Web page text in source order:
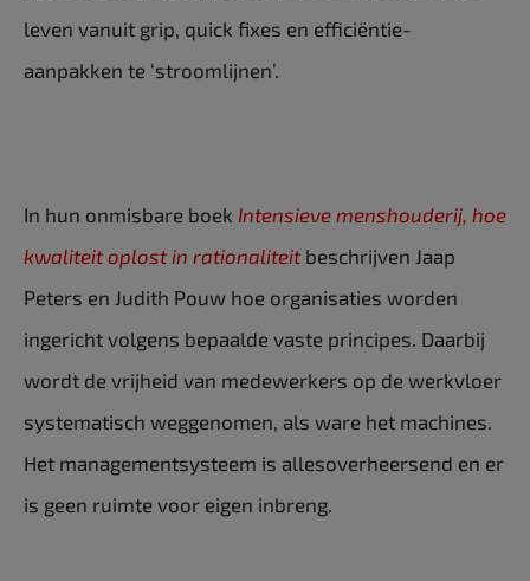
leven vanuit grip, quick fixes en efficiëntie-
aanpakken te ‘stroomlijnen’.
In hun onmisbare boek Intensieve menshouderij, hoe
kwaliteit oplost in rationaliteitbeschrijven Jaap
Peters en Judith Pouw hoe organisaties worden
ingericht volgens bepaalde vaste principes. Daarbij
wordt de vrijheid van medewerkers op de werkvloer
systematisch weggenomen, als ware het machines.
Het managementsysteem is allesoverheersend en er
is geen ruimte voor eigen inbreng.